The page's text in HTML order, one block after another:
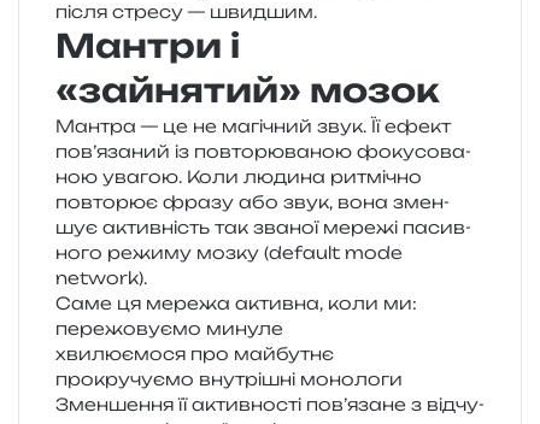
після стре­су — швидшим.
Мантри і
«зайнятий» мозок
Мантра — це не магі­чний звук. Її ефект
пов’язаний із повто­рю­ва­ною фоку­со­ва­
ною ува­гою. Коли люди­на ритмі­чно
повто­рює фразу або звук, вона змен­
шує актив­ність так зва­ної мере­жі пасив­
но­го режи­му мозку (default mode
network).
Саме ця мере­жа актив­на, коли ми:
пере­жо­ву­є­мо минуле
хви­лю­є­мо­ся про майбутнє
про­кру­чу­є­мо вну­трі­шні монологи
Зменшення її актив­но­сті пов’язане з від­чу­